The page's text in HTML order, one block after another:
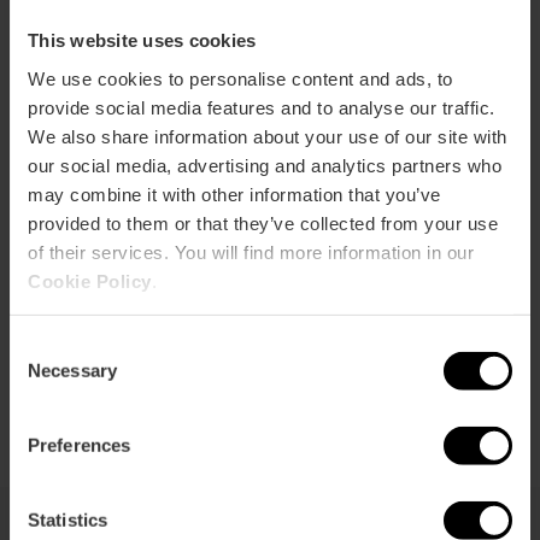
This website uses cookies
We use cookies to personalise content and ads, to
provide social media features and to analyse our traffic.
We also share information about your use of our site with
our social media, advertising and analytics partners who
may combine it with other information that you’ve
provided to them or that they’ve collected from your use
of their services. You will find more information in our
Cookie Policy
Selection
Necessary
Preferences
Statistics
Porque el sol brilla casi todo el año. Tiene una
temperatura media de 19 grados, seis meses de
temporada de playa, 135 kilómetros de costa, extensas
zonas verdes y una exquisita gastronomía
mediterránea.
Estilo de vida mediterráneo
Porque el sol brilla casi todo el año. Tiene una
mediterránea.